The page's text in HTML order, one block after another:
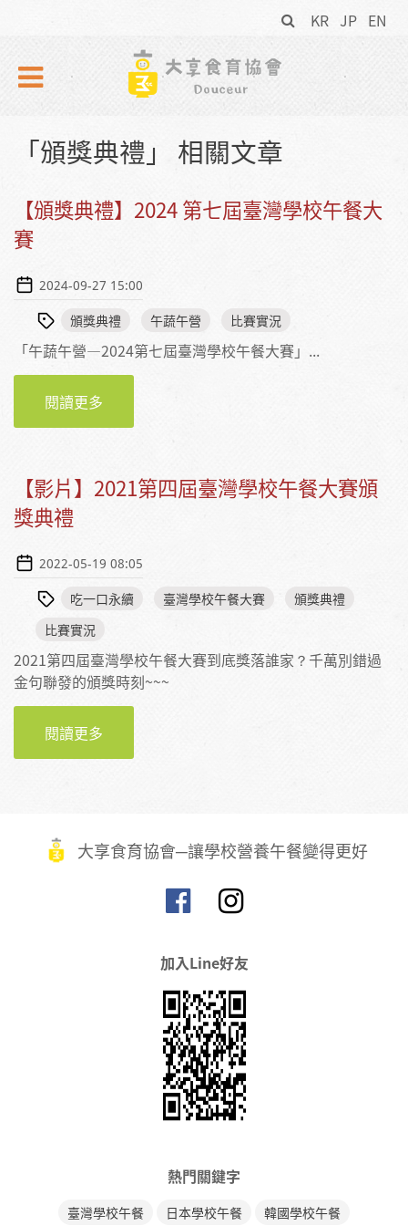
KR JP EN
搜
尋
表
「頒獎典禮」 相關文章
【頒獎典禮】2024 第七屆臺灣學校午餐大
賽
2024-09-27 15:00
頒獎典禮 午蔬午營 比賽實況
「午蔬午營—2024第七屆臺灣學校午餐大賽」...
閱讀更多
【影片】2021第四屆臺灣學校午餐大賽頒
獎典禮
2022-05-19 08:05
吃一口永續 臺灣學校午餐大賽
頒獎典禮
比賽實況
2021第四屆臺灣學校午餐大賽到底獎落誰家？千萬別錯過
金句聯發的頒獎時刻~~~
閱讀更多
禮
大享食育協會─讓學校營養午餐變得更好
加入Line好友
熱門關鍵字
臺灣學校午餐 日本學校午餐 韓國學校午餐